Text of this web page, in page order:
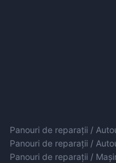
Panouri de reparații /
Panouri de reparații /
Panouri de reparații /